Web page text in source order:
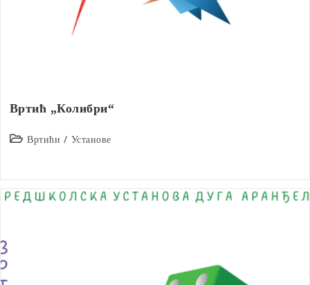
Вртић „Колибри“
PostВртићи / Установе